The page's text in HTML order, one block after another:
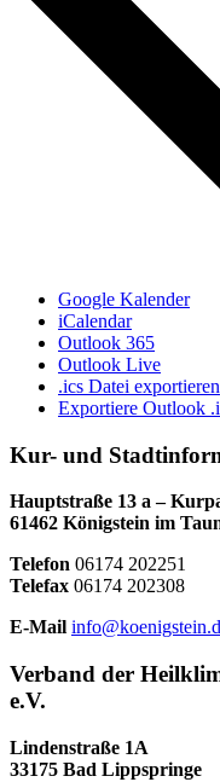
Google Kalender
iCalendar
Outlook 365
Outlook Live
.ics Datei exportieren
Exportiere Outlook
Kur- und
Hauptstraße 13 a –
61462 Königstein im
Telefon 06174 202251
Telefax 06174 202308
E-Mail
Verband der
e.V.
Lindenstraße 1A
33175 Bad Lippspringe